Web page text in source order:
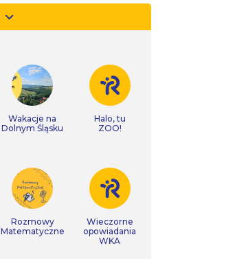
Wakacje na
Dolnym Śląsku
Halo, tu
ZOO!
Rozmowy
Matematyczne
Wieczorne
opowiadania
WKA